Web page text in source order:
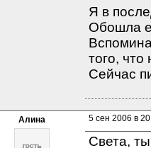
Я в
Обошла
того,
Сейчас
Алина 5 сен 2006 в
Света,